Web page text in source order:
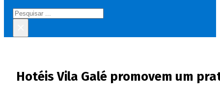
Pesquisar
Hotéis Vila Galé promovem um